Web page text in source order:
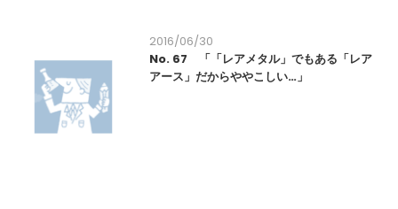
2016/06/30
No. 67 「「レアメタル」でもある「レア
アース」だからややこしい…」